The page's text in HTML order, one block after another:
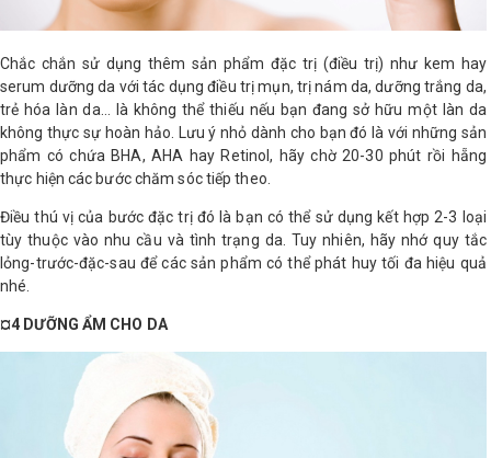
Chắc chắn sử dụng thêm sản phẩm đặc trị (điều trị) như kem hay
serum dưỡng da với tác dụng điều trị mụn, trị nám da, dưỡng trắng da,
trẻ hóa làn da… là không thể thiếu nếu bạn đang sở hữu một làn da
không thực sự hoàn hảo. Lưu ý nhỏ dành cho bạn đó là với những sản
phẩm có chứa BHA, AHA hay Retinol, hãy chờ 20-30 phút rồi hẵng
thực hiện các bước chăm sóc tiếp theo.
Điều thú vị của bước đặc trị đó là bạn có thể sử dụng kết hợp 2-3 loại
tùy thuộc vào nhu cầu và tình trạng da. Tuy nhiên, hãy nhớ quy tắc
lỏng-trước-đặc-sau để các sản phẩm có thể phát huy tối đa hiệu quả
nhé.
¤4 DƯỠNG ẨM CHO DA